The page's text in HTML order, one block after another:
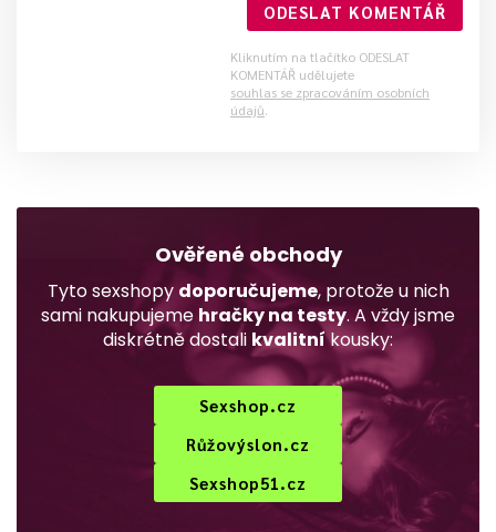
ODESLAT KOMENTÁŘ
Kliknutím na tlačítko ODESLAT
KOMENTÁŘ udělujete
souhlas se zpracováním osobních
údajů.
Ověřené obchody
Tyto sexshopy doporučujeme, protože u nich
sami nakupujeme hračky na testy. A vždy jsme
diskrétně dostali kvalitníkousky:
Sexshop.cz
Růžovýslon.cz
Sexshop51.cz